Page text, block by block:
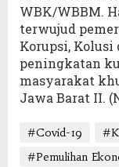
WBK/WBBM.
terwujud
Korupsi, Kolusi
peningkatan
masyarakat
Jawa Barat II.
#Covid-19
#Pemulihan